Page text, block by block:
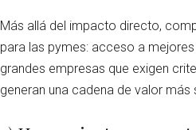
Más allá del impacto directo,
para las pymes: acceso a
grandes empresas que exigen
generan una cadena de valor